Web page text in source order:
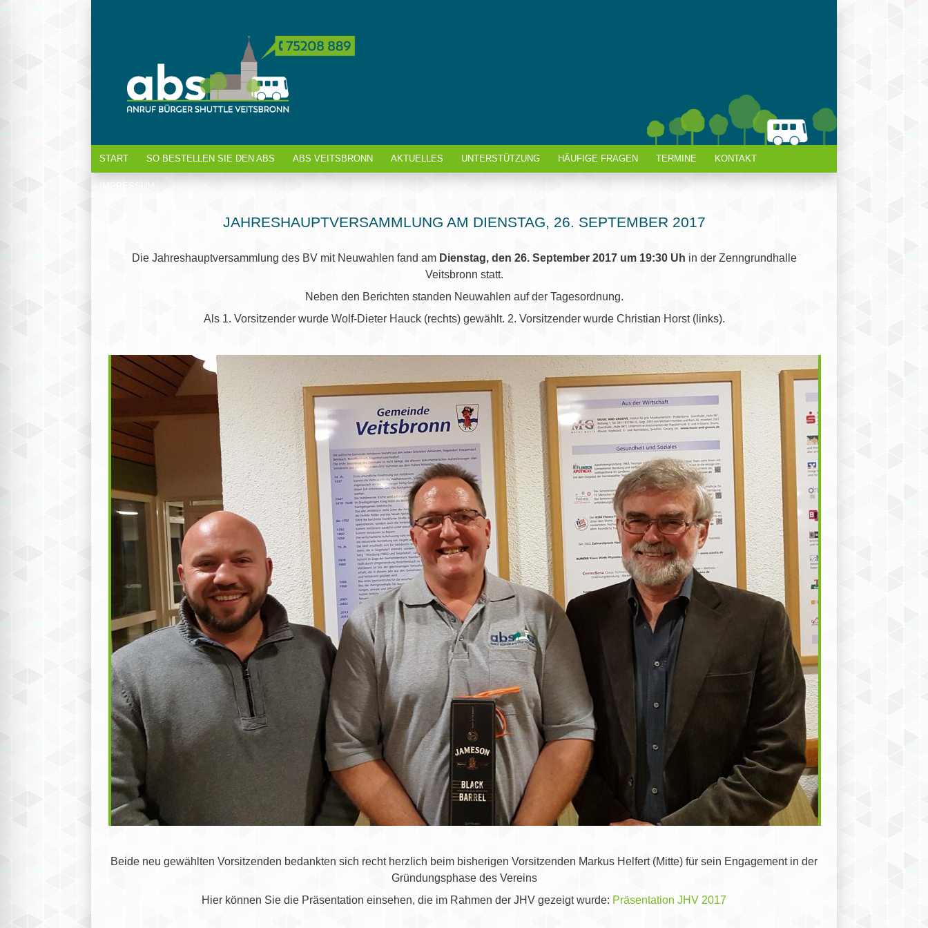
START SO BESTELLEN SIE DEN ABS ABS VEITSBRONN AKTUELLES UNTERSTÜTZUNG HÄUFIGE FRAGEN TERMINE KONTAKT
JAHRESHAUPTVERSAMMLUNG AM DIENSTAG, 26. SEPTEMBER 2017
Die Jahreshauptversammlung des BV mit Neuwahlen fand am Dienstag, den 26. September 2017 um 19:30 Uh in der Zenngrundhalle
Veitsbronn statt.
Neben den Berichten standen Neuwahlen auf der Tagesordnung.
Als 1. Vorsitzender wurde Wolf-Dieter Hauck (rechts) gewählt. 2. Vorsitzender wurde Christian Horst (links).
Beide neu gewählten Vorsitzenden bedankten sich recht herzlich beim bisherigen Vorsitzenden Markus Helfert (Mitte) für sein Engagement in der
Gründungsphase des Vereins
Hier können Sie die Präsentation einsehen, die im Rahmen der JHV gezeigt wurde: Präsentation JHV 2017